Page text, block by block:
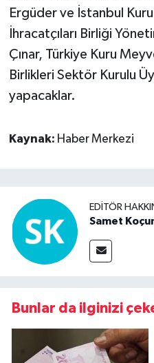
Ergüder ve İstanbul
İhracatçıları Birliği
Çınar, Türkiye Kuru
Birlikleri Sektör Kurulu
yapacaklar.
Kaynak: Haber Merkezi
EDITÖR
Samet
Bunlar da ilginizi